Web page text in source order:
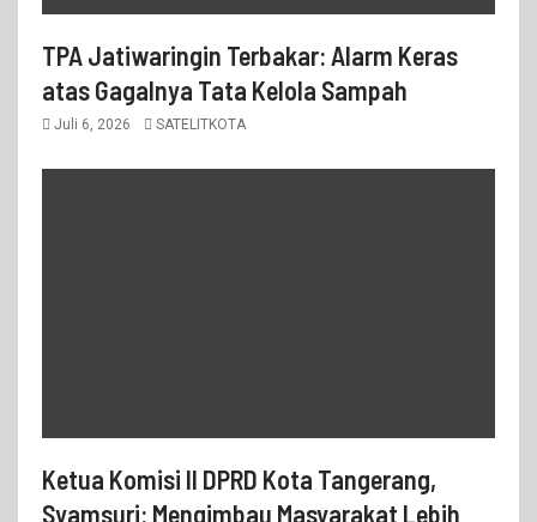
TPA Jatiwaringin Terbakar: Alarm Keras
atas Gagalnya Tata Kelola Sampah
Juli 6, 2026 SATELITKOTA
Ketua Komisi II DPRD Kota Tangerang,
Syamsuri: Mengimbau Masyarakat Lebih